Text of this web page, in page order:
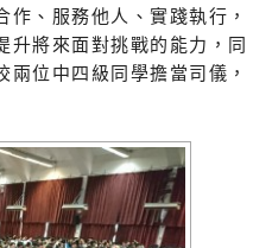
、服務他人、實踐執行，
升將來面對挑戰的能力，同
位中四級同學擔當司儀，